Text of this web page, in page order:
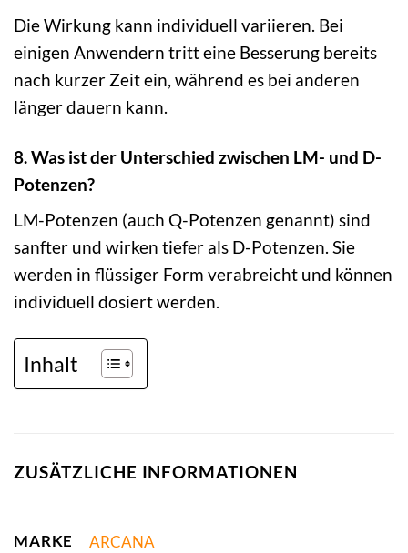
Die Wirkung kann individuell variieren. Bei
einigen Anwendern tritt eine Besserung bereits
nach kurzer Zeit ein, während es bei anderen
länger dauern kann.
8. Was ist der Unterschied zwischen LM- und D-
Potenzen?
LM-Potenzen (auch Q-Potenzen genannt) sind
sanfter und wirken tiefer als D-Potenzen. Sie
werden in flüssiger Form verabreicht und können
individuell dosiert werden.
Inhalt
ZUSÄTZLICHE INFORMATIONEN
MARKE ARCANA